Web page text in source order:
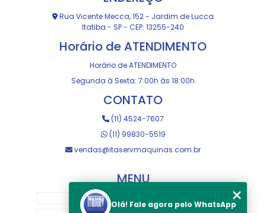
Rua Vicente Mecca, 152 - Jardim de Lucca
Itatiba - SP - CEP: 13255-240
Horário de ATENDIMENTO
Horário de ATENDIMENTO
Segunda à Sexta: 7:00h às 18:00h
CONTATO
(11) 4524-7607
(11) 99830-5519
vendas@itaservmaquinas.com.br
MENU
Olá! Fale agora pelo WhatsApp